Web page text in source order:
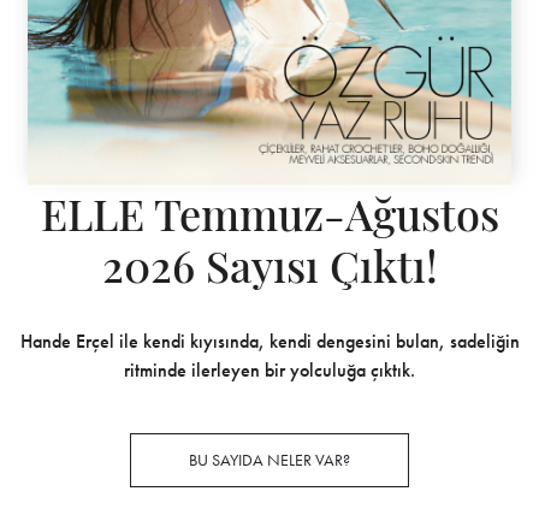
ELLE Temmuz-Ağustos
2026 Sayısı Çıktı!
Hande Erçel ile kendi kıyısında, kendi dengesini bulan, sadeliğin
ritminde ilerleyen bir yolculuğa çıktık.
BU SAYIDA NELER VAR?